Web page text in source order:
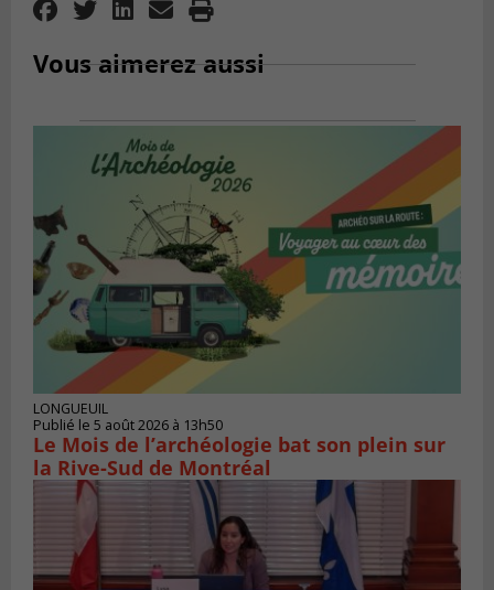
Vous aimerez aussi
LONGUEUIL
Publié le 5 août 2026 à 13h50
Le Mois de l’archéologie bat son plein sur
la Rive-Sud de Montréal